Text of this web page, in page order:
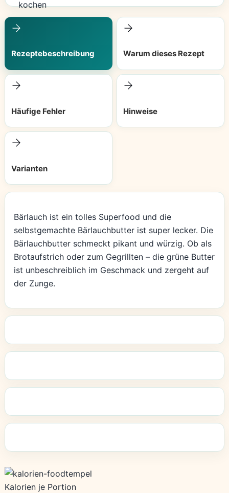
Rezeptebeschreibung Warum dieses Rezept
Häufige Fehler Hinweise
Varianten
Bärlauch ist ein tolles Superfood und die
selbstgemachte Bärlauchbutter ist super lecker. Die
Bärlauchbutter schmeckt pikant und würzig. Ob als
Brotaufstrich oder zum Gegrillten – die grüne Butter
ist unbeschreiblich im Geschmack und zergeht auf
der Zunge.
Kalorien je Portion